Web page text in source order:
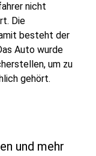
nicht
Die
besteht der
Auto wurde
um zu
gehört.
und mehr